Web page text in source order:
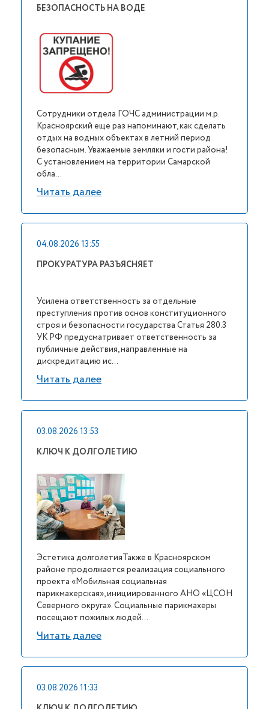
БЕЗОПАСНОСТЬ НА ВОДЕ
Сотрудники отдела ГОЧС администрации м.р.
Красноярский еще раз напоминают, как сделать
отдых на водных объектах в летний период
безопасным. Уважаемые земляки и гости района!
С установлением на территории Самарской
обла...
Читать далее
04.08.2026 13:55
ПРОКУРАТУРА РАЗЪЯСНЯЕТ
Усилена ответственность за отдельные
преступления против основ конституционного
строя и безопасности государства Статья 280.3
УК РФ предусматривает ответственность за
публичные действия, направленные на
дискредитацию ис...
Читать далее
03.08.2026 13:53
КЛЮЧ К ДОЛГОЛЕТИЮ
Эстетика долголетияТакже в Красноярском
районе продолжается реализация социального
проекта «Мобильная социальная
парикмахерская», инициированного АНО «ЦСОН
Северного округа». Социальные парикмахеры
посещают пожилых людей...
Читать далее
03.08.2026 11:33